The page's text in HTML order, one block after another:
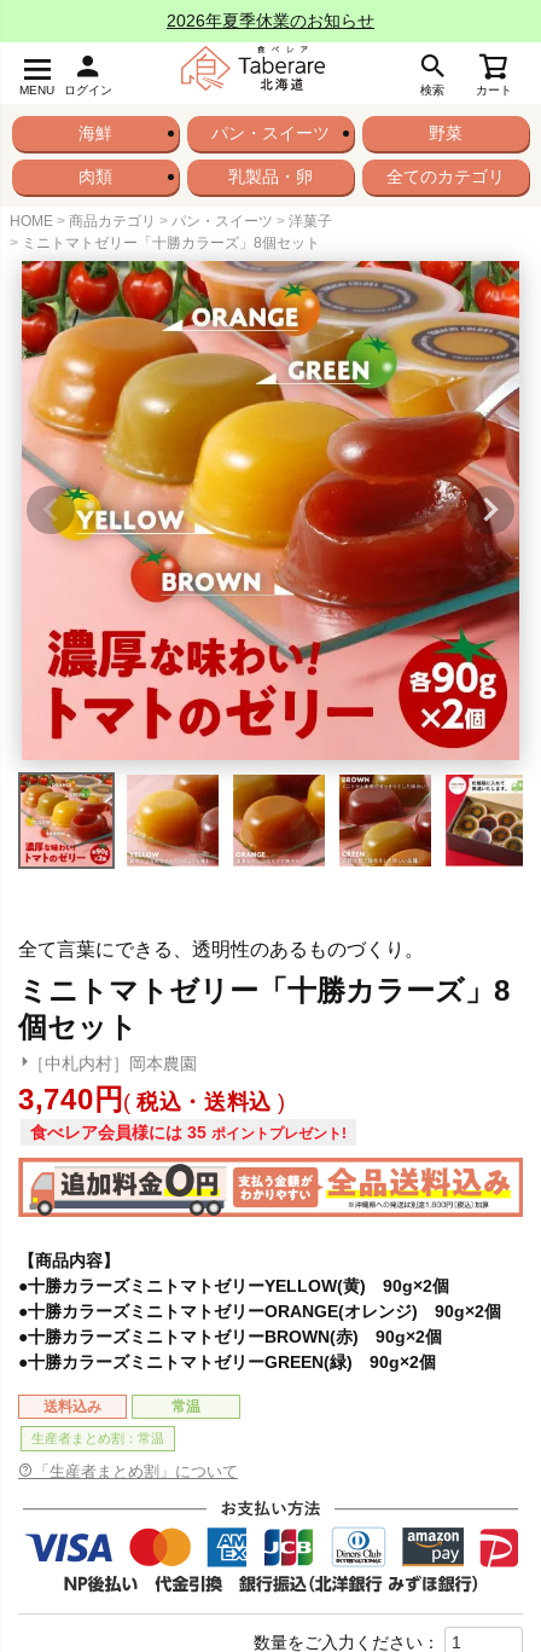
2026年夏季休業のお知らせ
MENU ログイン 検索 カート
海鮮 パン・スイーツ 野菜
肉類 乳製品・卵 全てのカテゴリ
HOME 商品カテゴリ パン・スイーツ
洋菓子
ミニトマトゼリー「十勝カラーズ」8個セット
全て言葉にできる、透明性のあるものづくり。
ミニトマトゼリー「十勝カラーズ」8
個セット
［中札内村］岡本農園
3,740 税込・送料込
食べレア会員様には 35 ポイントプレゼント!
【商品内容】
●十勝カラーズミニトマトゼリーYELLOW(黄) 90g×2個
●十勝カラーズミニトマトゼリーORANGE(オレンジ) 90g×2個
●十勝カラーズミニトマトゼリーBROWN(赤) 90g×2個
●十勝カラーズミニトマトゼリーGREEN(緑) 90g×2個
送料込み 常温
生産者まとめ割：常温
「生産者まとめ割」について